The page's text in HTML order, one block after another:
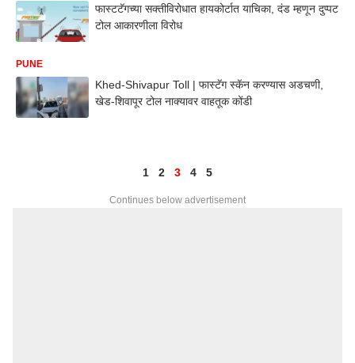
फास्टटॅगच्या सक्तीविरोधात हायकोर्टात याचिका, दंड म्हणून दुप्पट
टोल आकारणीला विरोध
PUNE
Khed-Shivapur Toll | फास्टॅग स्कॅन करण्यास अडचणी,
खेड-शिवापूर टोल नाक्यावर वाहतूक कोंडी
1 2 3 4 5
Continues below advertisement